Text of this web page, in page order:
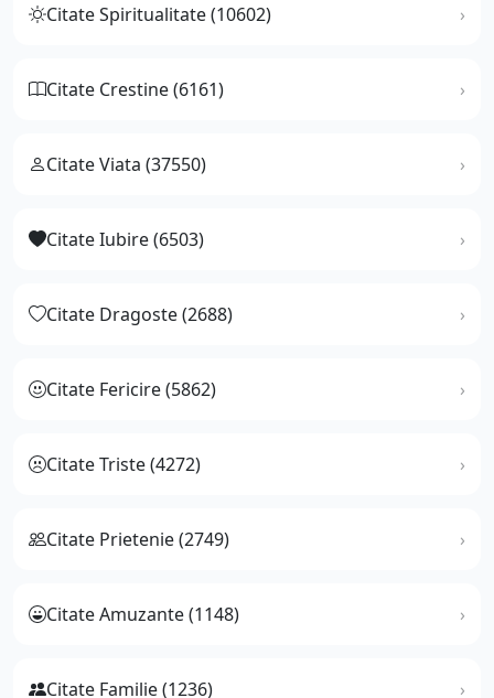
Citate Spiritualitate (10602)
Citate Crestine (6161)
Citate Viata (37550)
Citate Iubire (6503)
Citate Dragoste (2688)
Citate Fericire (5862)
Citate Triste (4272)
Citate Prietenie (2749)
Citate Amuzante (1148)
Citate Familie (1236)